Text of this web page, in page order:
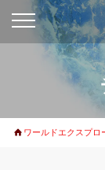
ワールドエクスプロ